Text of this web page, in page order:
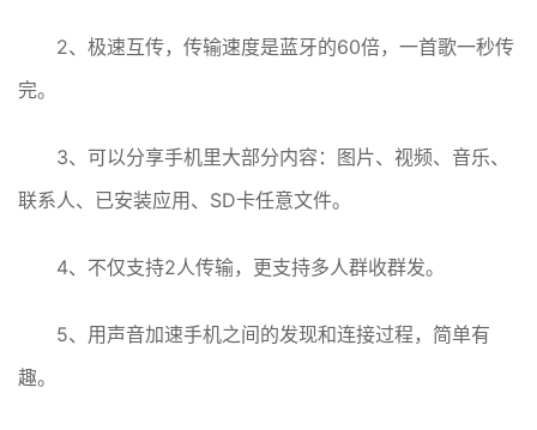
2、极速互传，传输速度是蓝牙的60倍，一首歌一秒传
完。
3、可以分享手机里大部分内容：图片、视频、音乐、
联系人、已安装应用、SD卡任意文件。
4、不仅支持2人传输，更支持多人群收群发。
5、用声音加速手机之间的发现和连接过程，简单有
趣。